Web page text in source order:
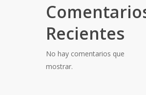
Recientes
No hay comentarios que
mostrar.